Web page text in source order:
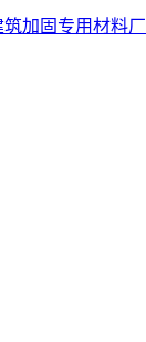
加固专用材料